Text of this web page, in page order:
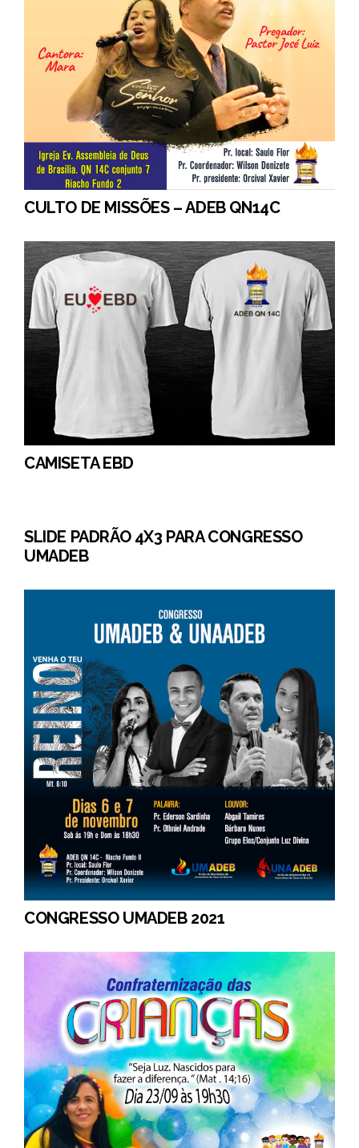
CULTO DE MISSÕES – ADEB QN14C
CAMISETA EBD
SLIDE PADRÃO 4X3 PARA CONGRESSO
UMADEB
CONGRESSO UMADEB 2021